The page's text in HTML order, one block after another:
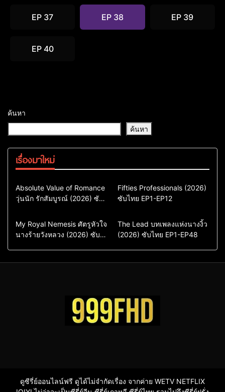
EP 37 EP 38 EP 39
EP 40
ค้นหา
ค้นหา
เรื่องมาใหม่
Comedy
Drama
ซีรี่ย์เกาหลี
ซีรี่ย์เกาหลีพากย์ไทย
Absolute Value of Romance
วุ่นนัก รักสัมบูรณ์ (2026) ซับ
Action & Adventure
Comedy
Drama
ซีรี่ย์เกาหลีซับไทย
Fifties Professionals (2026)
ซับไทย EP1-EP12
Comedy
Drama
Sci-Fi & Fantasy
My Royal Nemesis ศัตรูหัวใจ
นางร้ายวังหลวง (2026) ซับ
Drama
ซีรี่ย์จีน
ซีรี่ย์จีนซับไทย
The Lead บทเพลงแห่งนางงิ้ว
(2026) ซับไทย EP1-EP48
ดูซีรี่ย์ออนไลน์ฟรี ดูได้ไม่จำกัดเรื่อง จากค่าย WETV NETFLIX